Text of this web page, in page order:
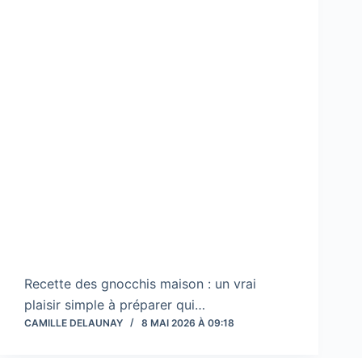
Recette des gnocchis maison : un vrai
plaisir simple à préparer qui…
CAMILLE DELAUNAY 8 MAI 2026 À 09:18